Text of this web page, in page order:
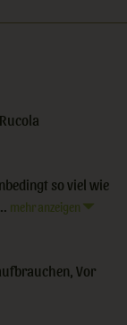
so viel wie
mehr anzeigen
Vor